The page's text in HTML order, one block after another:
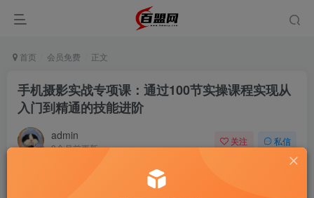
首页 会员免费 正文
手机摄影实战专项课：通过100节实操课程实现从
入门到精通的技能进阶
admin
9个月前更新
关注 私信